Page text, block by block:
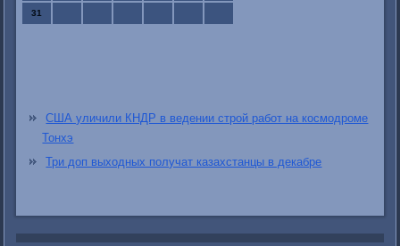
31
США уличили КНДР в ведении строй работ на космодроме
Тонхэ
Три доп выходных получат казахстанцы в декабре